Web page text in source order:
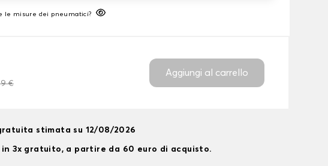
le misure dei pneumatici?
€
Aggiungi al carrello
stimata su 12/08/2026
in 3x gratuito, a partire da 60 euro di acquisto.